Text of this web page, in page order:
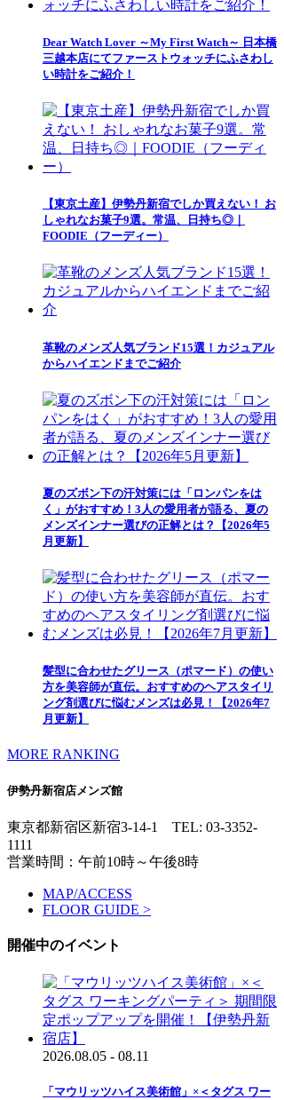
Dear Watch Lover ～My First Watch～ 日本橋
三越本店にてファーストウォッチにふさわし
い時計をご紹介！
【東京土産】伊勢丹新宿でしか買えない！ お
しゃれなお菓子9選。常温、日持ち◎｜
FOODIE（フーディー）
革靴のメンズ人気ブランド15選！カジュアル
からハイエンドまでご紹介
夏のズボン下の汗対策には「ロンパンをは
く」がおすすめ！3人の愛用者が語る、夏の
メンズインナー選びの正解とは？【2026年5
月更新】
髪型に合わせたグリース（ポマード）の使い
方を美容師が直伝。おすすめのヘアスタイリ
ング剤選びに悩むメンズは必見！【2026年7
月更新】
MORE RANKING
伊勢丹新宿店メンズ館
東京都新宿区新宿3-14-1 TEL: 03-3352-
1111
営業時間：午前10時～午後8時
MAP/ACCESS
FLOOR GUIDE >
開催中のイベント
2026.08.05 - 08.11
「マウリッツハイス美術館」×＜タグス ワー